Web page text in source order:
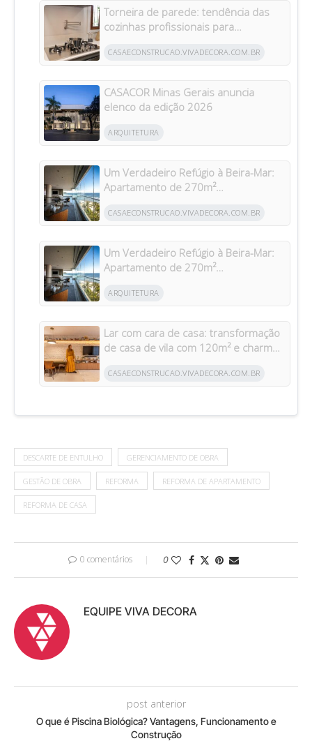
Torneira de parede: tendência das
cozinhas profissionais para
CASAECONSTRUCAO.VIVADECORA.COM.BR
CASACOR Minas Gerais anuncia
elenco da edição 2026
ARQUITETURA
Um Verdadeiro Refúgio à Beira-Mar:
Apartamento de 270m²
Riviera
CASAECONSTRUCAO.VIVADECORA.COM.BR
Um Verdadeiro Refúgio à Beira-Mar:
Apartamento de 270m²
Riviera
ARQUITETURA
Lar com cara de casa: transformação
de casa de vila com 120m² e charme
CASAECONSTRUCAO.VIVADECORA.COM.BR
DESCARTE DE ENTULHO GERENCIAMENTO DE OBRA
GESTÃO DE OBRA REFORMA REFORMA DE APARTAMENTO
REFORMA DE CASA
0 comentários 0
EQUIPE VIVA DECORA
post anterior
O que é Piscina Biológica? Vantagens, Funcionamento e
Construção